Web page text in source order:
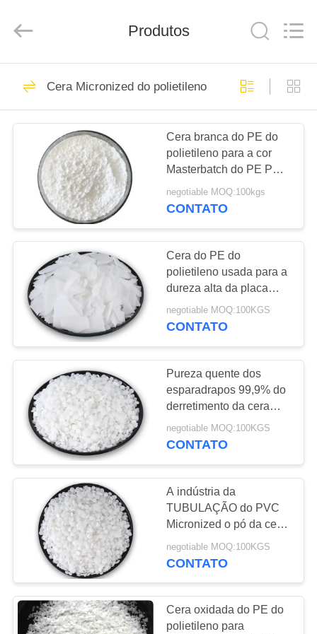
CASA
PRODUTOS
SOBRE
NÓS
EXCURSÃO
FÁBRICA
CONTROLE
DA
QUALIDADE
CONTACTE-
NOS
PEÇA
UMAS
CITAÇÕES
MAPA
DO
SITE
Chemical
estabilizador de
calor do pvc
Estabilizador do
zinco do cálcio
73
Grânulo compostos
do PVC
Compostos de
acoplagem de
UPVC
27
Produtos
Cera Micronized do polietileno
Cera branca do PE do
polietileno para a cor
Masterbatch do PE PP e
do PVC
negotiable MOQ:100kgs
CONTATO
Cera do PE do
polietileno usada para a
dureza alta da placa
plástica de madeira
negotiable MOQ:100KGS
CONTATO
Pureza quente dos
esparadrapos 99,9% do
derretimento da cera
branca do polietileno do
pó
negotiable MOQ:100KGS
CONTATO
A indústria da
TUBULAÇÃO do PVC
Micronized o pó da cera
do polietileno para
revestimentos industriais
negotiable MOQ:100KGS
CONTATO
Cera oxidada do PE do
polietileno para